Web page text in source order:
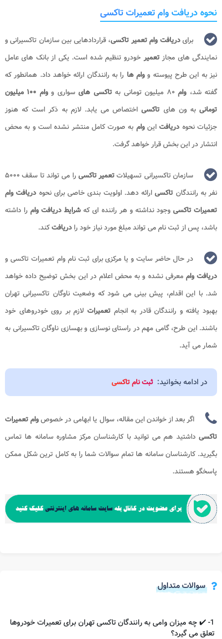
نحوه دریافت وام تعمیرات تاکسی
برایدریافت وام تعمیر تاکسی، قراردادهایی بین سازمان تاکسیرانی و
نمایندگی های مجازتعمیر خودرو تنظیم شده است. یکی از بانک های عامل
نیز به این طرح پیوسته و وام ها را به رانندگان ارائه خواهد داد. همانطور که
گفته شد، وام ۸۰ میلیون تومانی به تاکسی هایسواری و
وام ۱۰۰ میلیون
تومانیبه ون های تاکسی اختصاص می یابد. لازم به ذکر است که هنوز
جزئیات نحوه دریافت اینوام به صورت کامل منتشر نشده است و به محض
انتشار در این بخش قرار خواهد گرفت.
سازمان تاکسیرانی تسهیلاتتعمیر تاکسی
را می تواند تا سقف ۵۰۰۰
نفر به رانندگان تاکسی ارائه دهد. اولویت بندی خاصی برای نحوه دریافت وام
تعمیرات تاکسی وجود نداشته و هر راننده ای که شرایط دریافت وام را داشته
باشد، پس از ثبت نام می تواند مبلغ مورد نیاز خود را دریافتکند.
در حال حاضر سایت و یا مرکزی برای ثبت نام وام تعمیرات تاکسی و
دریافت واممعرفی نشده و به محض اعلام در این بخش توضیح داده خواهد
شد. با این اقدام، پیش بینی می شود که وضعیت ناوگان تاکسیرانی تهران
بهبود یافته و رانندگان قادر به انجامتعمیرات لازم بر روی خودروهای خود
باشند. این طرح، گامی مهم در راستای نوسازی و بهسازی ناوگان تاکسیرانی به
شمار می آید.
در ادامه بخوانید: ثبت نام تاکسی
اگر بعد از خواندن این مقاله، سوال یا ابهامی در خصوصوام تعمیرات
تاکسیداشتید هم می توانید با کارشناسان مرکز مشاوره سامانه ها تماس
بگیرید. کارشناسان سامانه ها تمام سوالات شما را به کامل ترین شکل ممکن
پاسخگو هستند.
سوالات متداول
1- ✔️ چه میزان وامی به رانندگان تاکسی تهران برای تعمیرات خودروها
تعلق می گیرد؟